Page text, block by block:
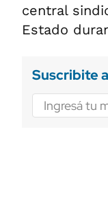
central
Estado
Suscribite